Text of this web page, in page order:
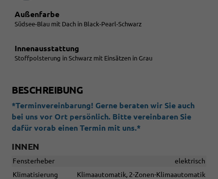
Außenfarbe
Südsee-Blau mit Dach in Black-Pearl-Schwarz
Innenausstattung
Stoffpolsterung in Schwarz mit Einsätzen in Grau
BESCHREIBUNG
*Terminvereinbarung! Gerne beraten wir Sie auch
bei uns vor Ort persönlich. Bitte vereinbaren Sie
dafür vorab einen Termin mit uns.*
INNEN
Fensterheber
elektrisch
Klimatisierung
Klimaautomatik, 2-Zonen-Klimaautomatik